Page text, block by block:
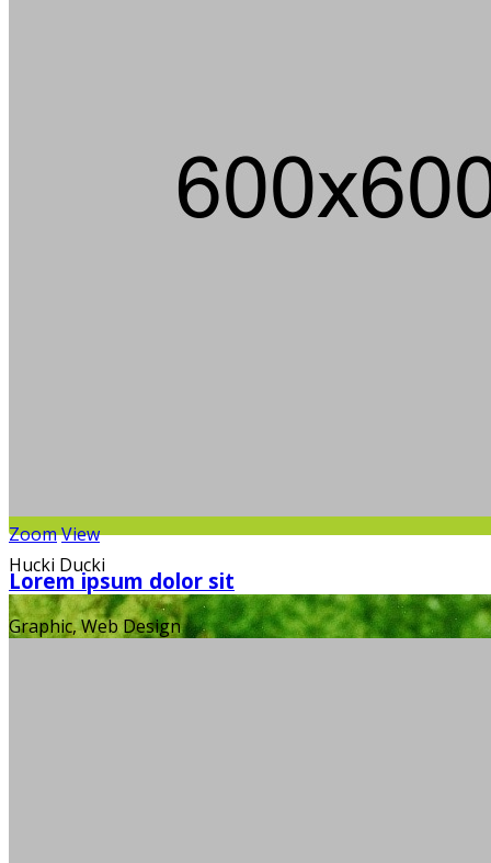
Hucki Ducki
ZoomView
Lorem ipsum dolor sit
Graphic, Web Design